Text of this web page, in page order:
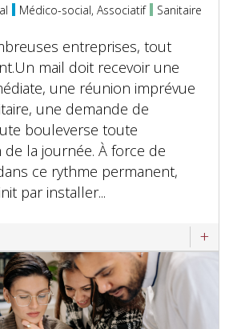
Médico-social, Associatif Sanitaire
entreprises, tout
mail doit recevoir une
une réunion imprévue
une demande de
bouleverse toute
de la journée. À force de
ce rythme permanent,
par installer...